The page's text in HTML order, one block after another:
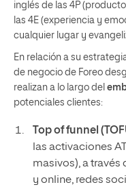
inglés de las 4P
las 4E (experiencia y
cualquier lugar y
En relación a su
de negocio de Foreo
realizan a lo largo del
potenciales clientes:
Top of funnel
las activaciones
masivos), a
y online, redes